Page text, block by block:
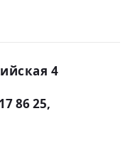
4
86 25